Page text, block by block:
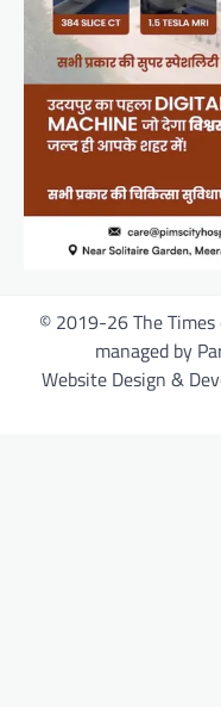
© 2019-26 The
managed by
Website Design &